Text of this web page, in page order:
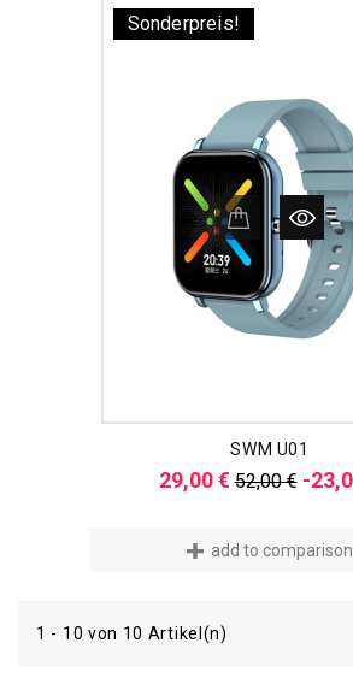
Sonderpreis!
SWM U01
29,00 € 52,00 € -
add to comparison
1 - 10 von 10 Artikel(n)